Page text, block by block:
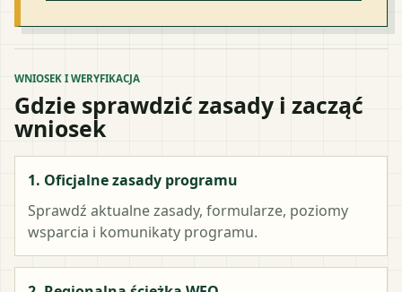
WNIOSEK I WERYFIKACJA
Gdzie sprawdzić zasady i zacząć
wniosek
1. Oficjalne zasady programu
Sprawdź aktualne zasady, formularze, poziomy
wsparcia i komunikaty programu.